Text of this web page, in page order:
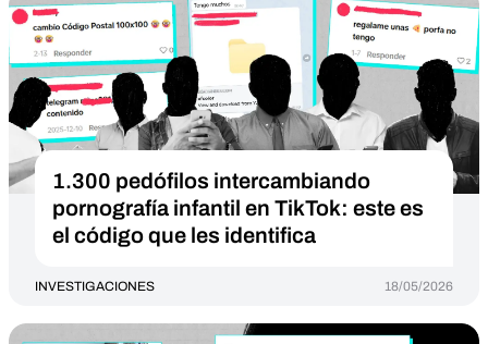
1.300 pedófilos intercambiando
pornografía infantil en TikTok: este es
el código que les identifica
INVESTIGACIONES 18/05/2026